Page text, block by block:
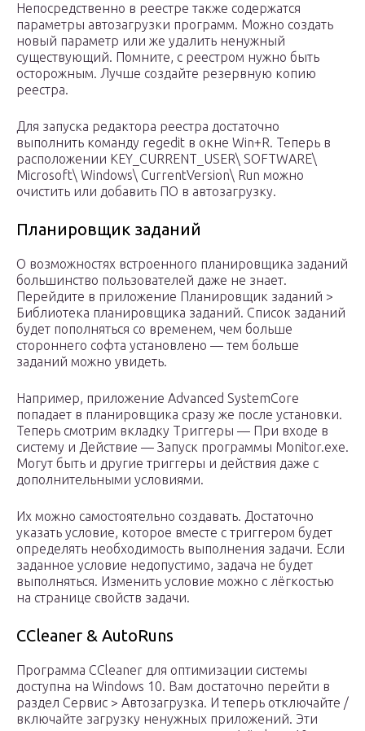
Непосредственно в реестре также содержатся
параметры автозагрузки программ. Можно создать
новый параметр или же удалить ненужный
существующий. Помните, с реестром нужно быть
осторожным. Лучше создайте резервную копию
реестра.
Для запуска редактора реестра достаточно
выполнить команду regedit в окне Win+R. Теперь в
расположении KEY_CURRENT_USER\ SOFTWARE\
Microsoft\ Windows\ CurrentVersion\ Run можно
очистить или добавить ПО в автозагрузку.
Планировщик заданий
О возможностях встроенного планировщика заданий
большинство пользователей даже не знает.
Перейдите в приложение Планировщик заданий >
Библиотека планировщика заданий. Список заданий
будет пополняться со временем, чем больше
стороннего софта установлено — тем больше
заданий можно увидеть.
Например, приложение Advanced SystemCore
попадает в планировщика сразу же после установки.
Теперь смотрим вкладку Триггеры — При входе в
систему и Действие — Запуск программы Monitor.exe.
Могут быть и другие триггеры и действия даже с
дополнительными условиями.
Их можно самостоятельно создавать. Достаточно
указать условие, которое вместе с триггером будет
определять необходимость выполнения задачи. Если
заданное условие недопустимо, задача не будет
выполняться. Изменить условие можно с лёгкостью
на странице свойств задачи.
CCleaner & AutoRuns
Программа CCleaner для оптимизации системы
доступна на Windows 10. Вам достаточно перейти в
раздел Сервис > Автозагрузка. И теперь отключайте /
включайте загрузку ненужных приложений. Эти